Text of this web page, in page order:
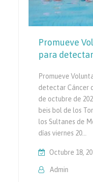
Promueve
para
Promueve
detectar Cáncer
de octubre de
beis bol de los
los Sultanes de
días viernes 20…
Octubre 18,
Admin